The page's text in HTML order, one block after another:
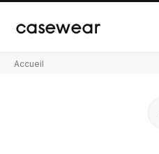
casewear
Accueil